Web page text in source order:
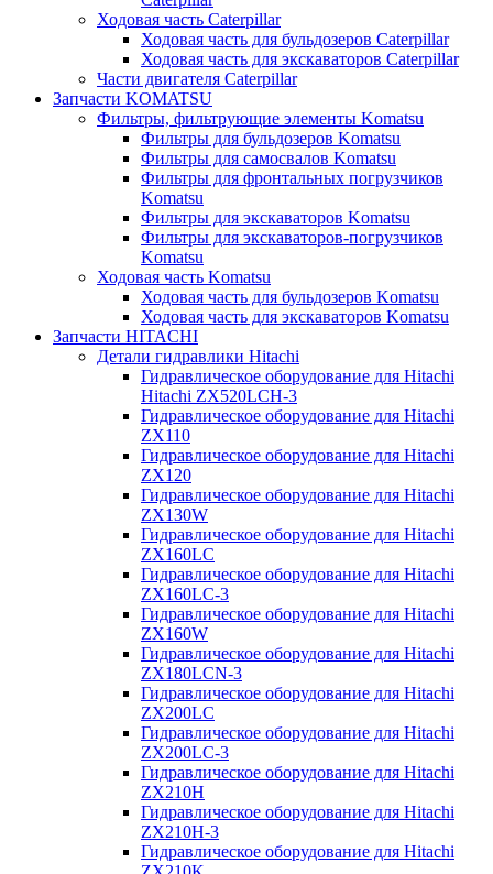
Ходовая часть Caterpillar
Ходовая часть для бульдозеров Caterpillar
Ходовая часть для экскаваторов Caterpillar
Части двигателя Caterpillar
Запчасти KOMATSU
Фильтры, фильтрующие элементы Komatsu
Фильтры для бульдозеров Komatsu
Фильтры для самосвалов Komatsu
Фильтры для фронтальных погрузчиков
Komatsu
Фильтры для экскаваторов Komatsu
Фильтры для экскаваторов-погрузчиков
Komatsu
Ходовая часть Komatsu
Ходовая часть для бульдозеров Komatsu
Ходовая часть для экскаваторов Komatsu
Запчасти HITACHI
Детали гидравлики Hitachi
Гидравлическое оборудование для Hitachi
Hitachi ZX520LCH-3
Гидравлическое оборудование для Hitachi
ZX110
Гидравлическое оборудование для Hitachi
ZX120
Гидравлическое оборудование для Hitachi
ZX130W
Гидравлическое оборудование для Hitachi
ZX160LC
Гидравлическое оборудование для Hitachi
ZX160LC-3
Гидравлическое оборудование для Hitachi
ZX160W
Гидравлическое оборудование для Hitachi
ZX180LCN-3
Гидравлическое оборудование для Hitachi
ZX200LC
Гидравлическое оборудование для Hitachi
ZX200LC-3
Гидравлическое оборудование для Hitachi
ZX210H
Гидравлическое оборудование для Hitachi
ZX210H-3
Гидравлическое оборудование для Hitachi